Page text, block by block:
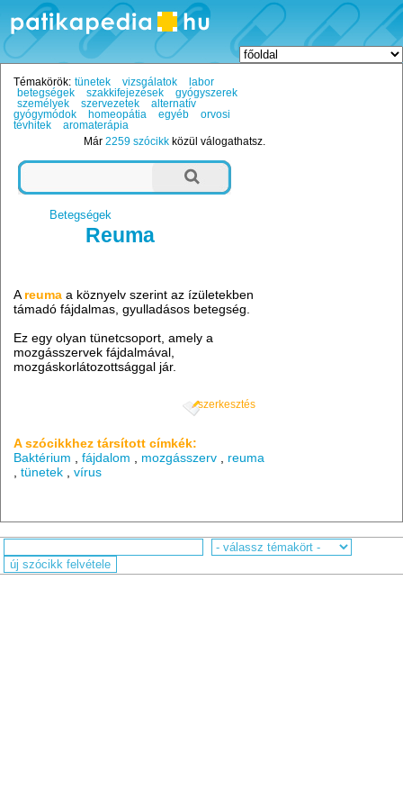
Témakörök: tünetek vizsgálatok
labor
betegségek
szakkifejezések
gyógyszerek
személyek
szervezetek
alternatív
gyógymódok
homeopátia egyéb
orvosi
tévhitek
aromaterápia
Már2259 szócikk közül válogathatsz.
Betegségek
Reuma
A reuma a köznyelv szerint az ízületekben
támadó fájdalmas, gyulladásos betegség.
Ez egy olyan tünetcsoport, amely a
mozgásszervek fájdalmával,
mozgáskorlátozottsággal jár.
szerkesztés
A szócikkhez társított címkék:
Baktérium ,fájdalom mozgásszerv
reuma
,tünetek ,vírus